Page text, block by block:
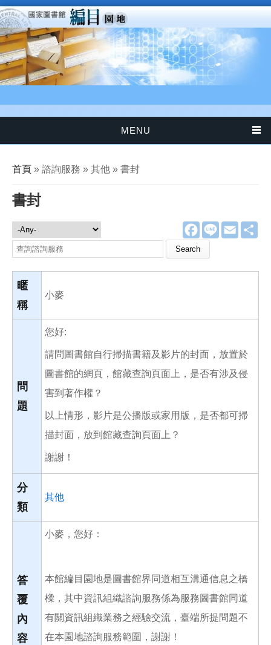
移至主內容
MENU
您在這裡
首頁 » 諮詢服務 » 其他 » 書封
書封
F
a
e
o
L
E
m
諮詢服務
Search this site
暱
稱
小麥
問
題
您好:
請問圖書館自行掃描書籍及影片的封面，放置於
圖書館的網頁，館藏查詢頁面上，是否有涉及侵
害到著作權？
以上情形，影片是公播版或家用版，是否都可掃
描封面，放到館藏查詢頁面上？
謝謝！
分
類
其他
答
覆
內
容
小麥，您好：
本館編目園地是圖書館界同道相互溝通信息之橋
樑，其中資訊組織諮詢服務係為服務圖書館同道
有關資訊組織業務之經驗交流，臺端所提問題不
在本園地諮詢服務範圍，謝謝！